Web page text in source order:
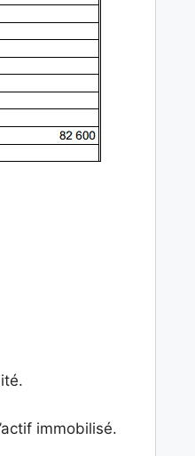
immobilisé.